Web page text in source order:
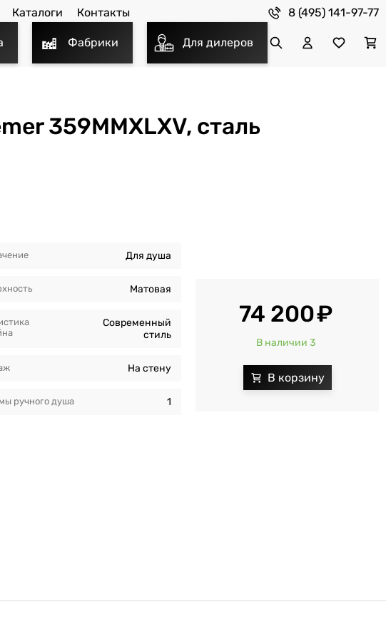
Каталоги Контакты 8 (495) 141-97-77
Фабрики Для дилеров
359MMXLXV, сталь
Для душа
Матовая
Современный
стиль
На стену
ручного душа 1
74 200
В наличии 3